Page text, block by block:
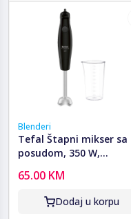
Blenderi
Tefal Štapni mikser sa
posudom, 350 W,
HB121838
65.00 KM
Dodaj u korpu